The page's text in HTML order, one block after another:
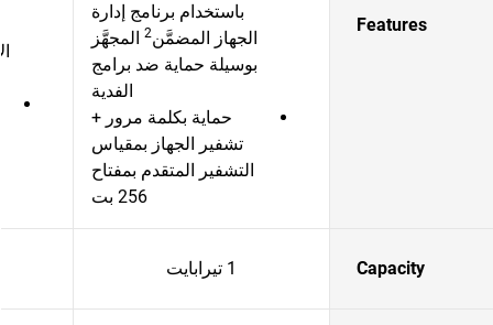
Features
باستخدام برنامج إدارة
الجهاز المضمَّن2 المجهَّز
بوسيلة حماية ضد برامج
الفدية
حماية بكلمة مرور +
تشفير الجهاز بمقياس
التشفير المتقدم بمفتاح
256 بت
Capacity 1 تيرابايت